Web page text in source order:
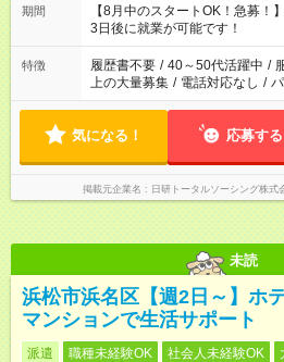
「できれば残業はしたくない」
ね。 ※Wワーク希望の方へ 今ご覧のお仕事で希望する勤務時間
と、もう1つのお仕事の勤務時
合は応募できません。
期間
【8月中のスタートOK！急募
3日後に就業が可能です！
特徴 履歴書不要 / 40～50代活躍中 /
上の大量募集 / 電話対応なし /
気になる！ 応募する
掲載元企業名 日研トータルソーシング株
未読
浜松市浜名区【週2日～】ホ
マンションで生活サポート
派遣 職種未経験OK 社会人未経験OK